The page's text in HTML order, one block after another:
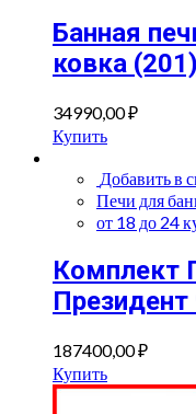
Банная
ковка (201)
34990,00₽
Купить
Добавить в
Печи для
от 18 до 24
Комплект
187400,00₽
Купить